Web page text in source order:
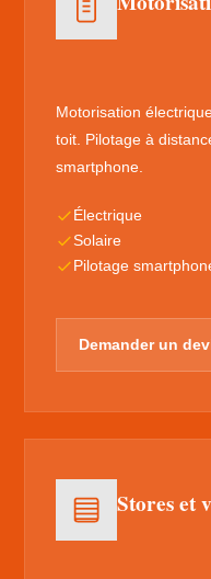
Motorisation
toit. Pilotage à
smartphone.
Électrique
Solaire
Pilotage
Demander un
Stores et